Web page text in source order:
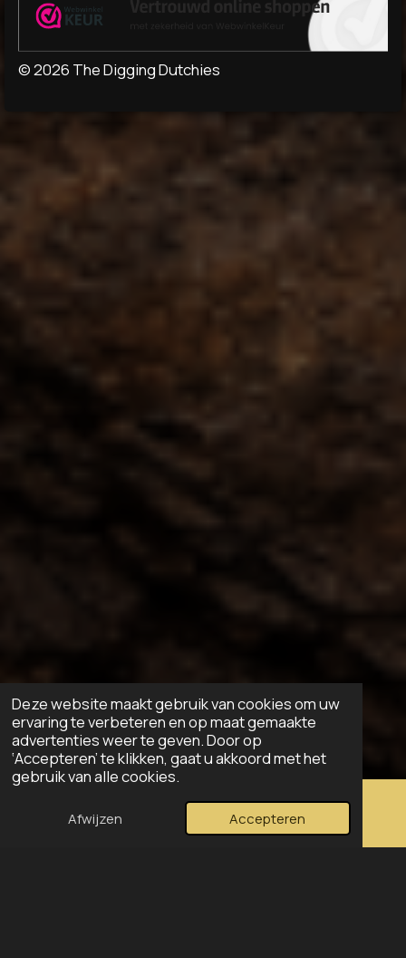
Deze website maakt gebruik van cookies om uw
ervaring te verbeteren en op maat gemaakte
advertenties weer te geven. Door op
‘Accepteren’ te klikken, gaat u akkoord met het
gebruik van alle cookies.
Afwijzen Accepteren
© 2026 The Digging Dutchies
E-mailadres